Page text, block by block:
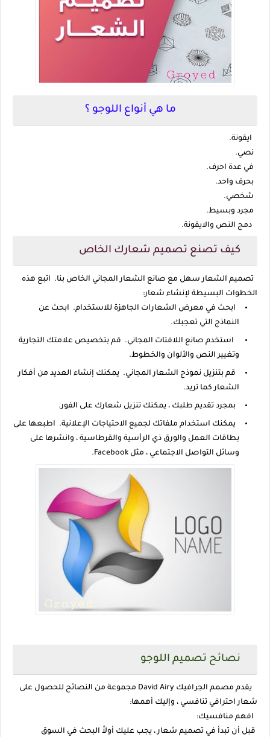
ما هي أنواع اللوجو ؟
ايقونة.
نصي.
في عدة احرف.
بحرف واحد.
شخصي.
مجرد وبسيط.
دمج النص والايقونة.
كيف تصنع تصميم شعارك الخاص
تصميم الشعار سهل مع صانع الشعار المجاني الخاص بنا. اتبع هذه
الخطوات البسيطة لإنشاء شعار:
ابحث في معرض الشعارات الجاهزة للاستخدام. ابحث عن
النماذج التي تعجبك.
استخدم صانع اللافتات المجاني. قم بتخصيص علامتك التجارية
وتغيير النص والألوان والخطوط.
قم بتنزيل نموذج الشعار المجاني. يمكنك إنشاء العديد من أفكار
الشعار كما تريد.
بمجرد تقديم طلبك ، يمكنك تنزيل شعارك على الفور.
يمكنك استخدام ملفاتك لجميع الاحتياجات الإعلانية. اطبعها على
بطاقات العمل والورق ذي الرأسية والقرطاسية ، وانشرها على
وسائل التواصل الاجتماعي ، مثل Facebook.
نصائح تصميم اللوجو
يقدم مصمم الجرافيك David Airy مجموعة من النصائح للحصول على
شعار احترافي تنافسي ، وإليك أهمها:
افهم منافسيك:
قبل أن تبدأ في تصميم شعار ، يجب عليك أولاً البحث في السوق